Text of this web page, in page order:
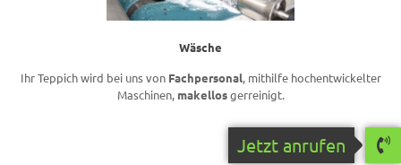
Wäsche
Ihr Teppich wird bei uns von Fachpersonal, mithilfe hochentwickelter
Maschinen, makellosgerreinigt.
Jetzt anrufen